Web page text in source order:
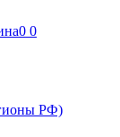
0 0
РФ)